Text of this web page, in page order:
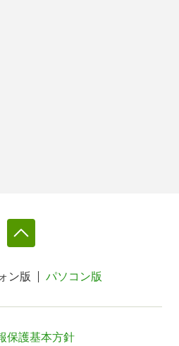
ン版 パソコン版
保護基本方針